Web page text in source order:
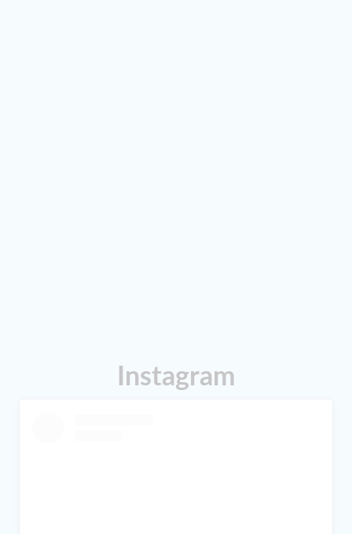
Instagram